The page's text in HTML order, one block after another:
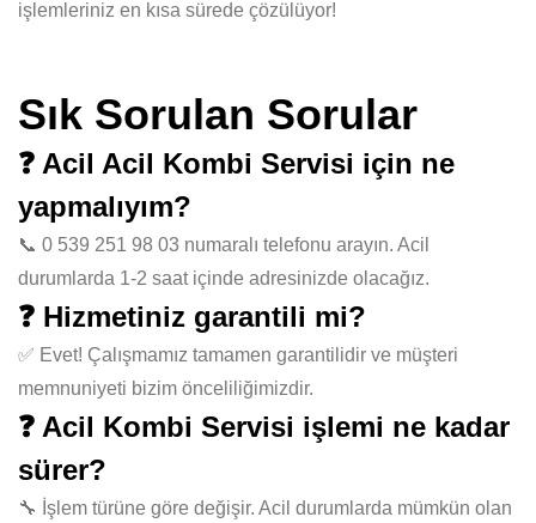
işlemleriniz en kısa sürede çözülüyor!
Sık Sorulan Sorular
❓ Acil Acil Kombi Servisi için ne
yapmalıyım?
📞 0 539 251 98 03 numaralı telefonu arayın. Acil
durumlarda 1-2 saat içinde adresinizde olacağız.
❓ Hizmetiniz garantili mi?
✅ Evet! Çalışmamız tamamen garantilidir ve müşteri
memnuniyeti bizim önceliliğimizdir.
❓ Acil Kombi Servisi işlemi ne kadar
sürer?
🔧 İşlem türüne göre değişir. Acil durumlarda mümkün olan